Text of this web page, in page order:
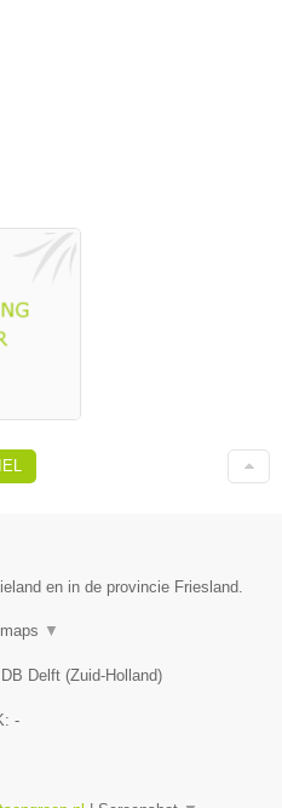
en in de provincie Friesland.
▼
Delft (Zuid-Holland)
-